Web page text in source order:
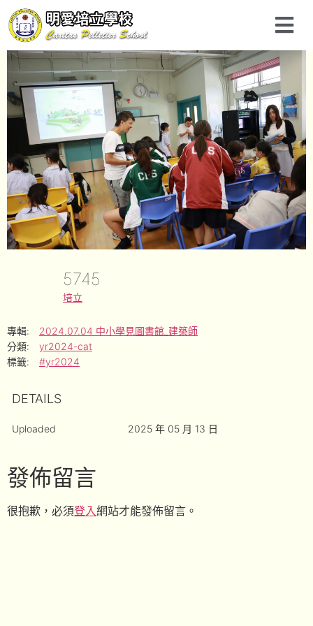
5745
培立
專輯:
2024.07.04 中小學見圖書館_建築師
分類:
yr2024-cat
標籤:
#yr2024
DETAILS
Uploaded 2025 年 05 月 13 日
發佈留言
很抱歉，必須登入網站才能發佈留言。